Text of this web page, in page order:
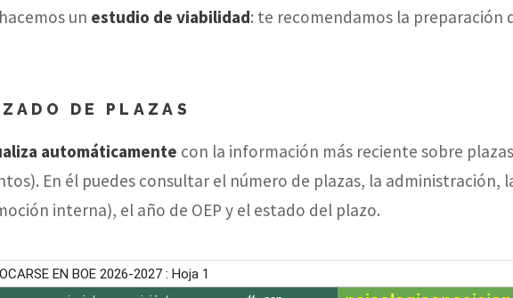
un estudio de viabilidad: te recomendamos la preparación
DE PLAZAS
automáticamente con la información más reciente sobre
En él puedes consultar el número de plazas, la
interna), el año de OEP y el estado del plazo.